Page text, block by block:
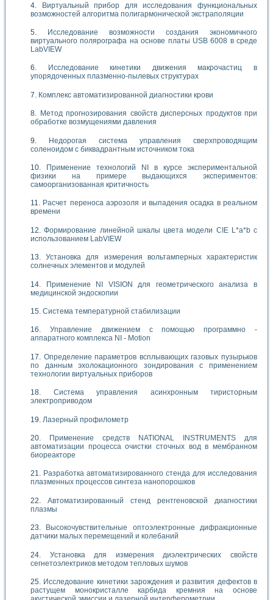
Виртуальный прибор для исследования функциональных
возможностей алгоритма полигармонической экстраполяции
Исследование возможности создания экономичного
виртуального полярографа на основе платы USB 6008 в среде
LabVIEW
Исследование кинетики движения макрочастиц в
упорядоченных плазменно-пылевых структурах
Комплекс автоматизированной диагностики крови
Метод прогнозирования свойств дисперсных продуктов при
обработке возмущениями давления
Недорогая система управления сверхпроводящим
соленоидом с биквадрантным источником тока
Применение технологий NI в курсе экспериментальной
физики на примере выдающихся экспериментов:
самоорганизованная критичность
Расчет переноса аэрозоля и выпадения осадка в реальном
времени
Формирование линейной шкалы цвета модели CIE L*a*b с
использованием LabVIEW
Установка для измерения вольтамперных характеристик
солнечных элементов и модулей
Применение NI VISION для геометрического анализа в
медицинской эндоскопии
Система температурной стабилизации
Управление движением с помощью программно -
аппаратного комплекса NI - Motion
Определение параметров всплывающих газовых пузырьков
по данным эхолокационного зондирования с применением
технологии виртуальных приборов
Система управления асинхронным тиристорным
электроприводом
Лазерный профилометр
Применение средств NATIONAL INSTRUMENTS для
автоматизации процесса очистки сточных вод в мембранном
биореакторе
Разработка автоматизированного стенда для исследования
плазменных процессов синтеза нанопорошков
Автоматизированный стенд рентгеновской диагностики
плазмы
Высокочувствительные оптоэлектронные дифракционные
датчики малых перемещений и колебаний
Установка для измерения диэлектрических свойств
сегнетоэлектриков методом тепловых шумов
Исследование кинетики зарождения и развития дефектов в
растущем монокристалле карбида кремния на основе